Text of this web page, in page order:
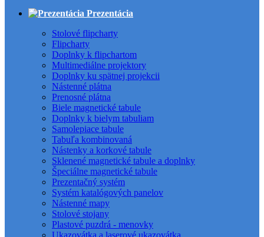
Prezentácia
Stolové flipcharty
Flipcharty
Doplnky k flipchartom
Multimediálne projektory
Doplnky ku spätnej projekcii
Nástenné plátna
Prenosné plátna
Biele magnetické tabule
Doplnky k bielym tabuliam
Samolepiace tabule
Tabuľa kombinovaná
Nástenky a korkové tabule
Sklenené magnetické tabule a doplnky
Špeciálne magnetické tabule
Prezentačný systém
Systém katalógových panelov
Nástenné mapy
Stolové stojany
Plastové puzdrá - menovky
Ukazovátka a laserové ukazovátka